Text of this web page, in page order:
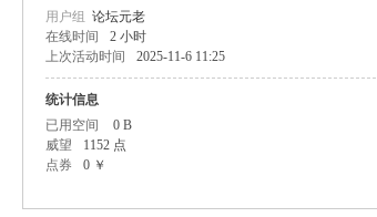
用户组 论坛元老
在线时间
2 小时
上次活动时间
2025-11-6 11:25
统计信息
已用空间
0 B
威望
1152 点
点券
0 ￥